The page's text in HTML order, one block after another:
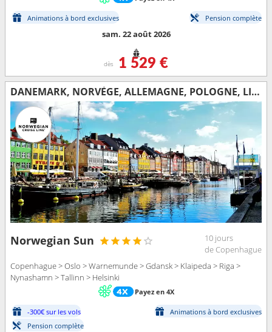
Animations à bord exclusives Pension complète
sam. 22 août 2026
dès 1 529 €
DANEMARK, NORVÈGE, ALLEMAGNE, POLOGNE, LITUANIE, LETTONIE, SUÈDE, ESTONIE, FINLANDE
Norwegian Sun
10 jours
de Copenhague
Copenhague > Oslo > Warnemunde > Gdansk > Klaipeda > Riga >
Nynashamn > Tallinn > Helsinki
Payez en 4X
-300€ sur les vols
Animations à bord exclusives
Pension complète